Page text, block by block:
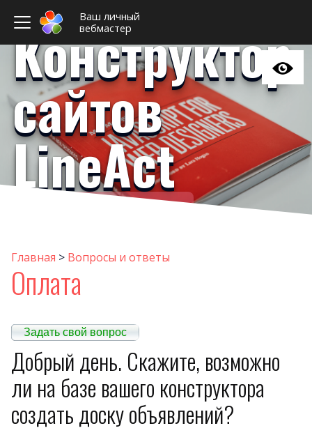
Ваш личный
вебмастер
Дизайны
Конструктор
сайтов
LineAct
Ваш личный вебмастер
Главная > Вопросы и ответы
Оплата
Задать свой вопрос
Добрый день. Скажите, возможно
ли на базе вашего конструктора
создать доску объявлений?